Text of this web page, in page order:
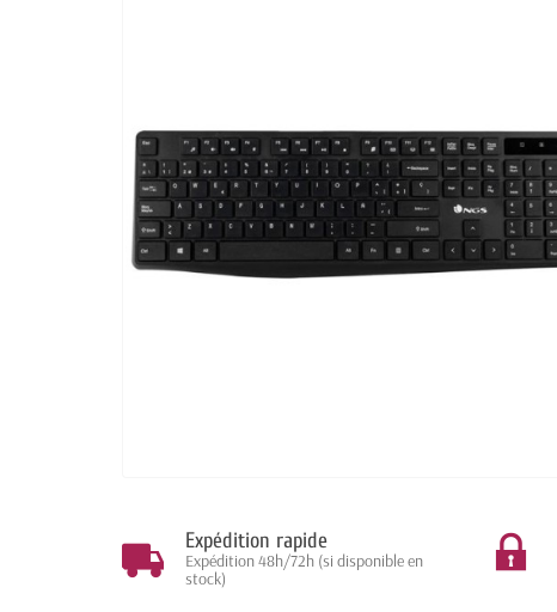
Expédition rapide
Expédition 48h/72h (si disponible en
stock)